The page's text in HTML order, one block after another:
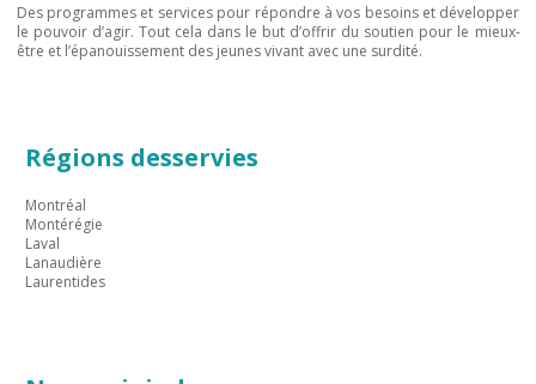
Des programmes et services pour répondre à vos besoins et développer
le pouvoir d’agir. Tout cela dans le but d’offrir du soutien pour le mieux-
être et l’épanouissement des jeunes vivant avec une surdité.
Régions desservies
Montréal
Montérégie
Laval
Lanaudière
Laurentides